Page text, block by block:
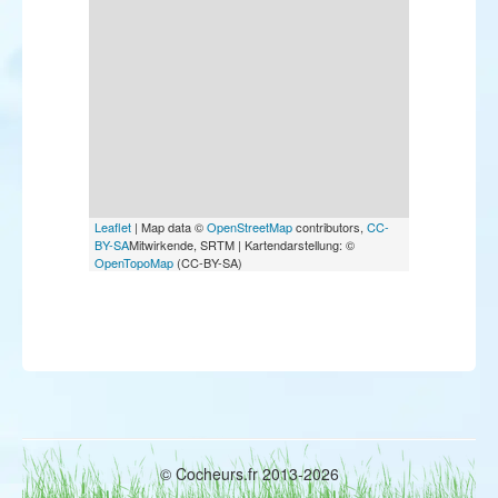
Leaflet | Map data ©OpenStreetMapcontributors, CC-
BY-SAMitwirkende, SRTM | Kartendarstellung: ©
OpenTopoMap (CC-BY-SA)
© Cocheurs.fr 2013-2026